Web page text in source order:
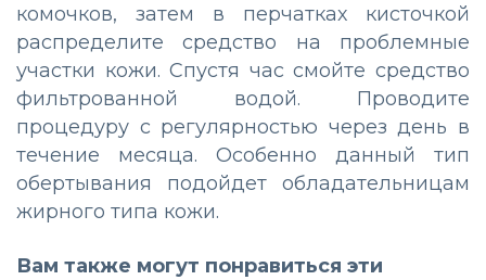
комочков, затем в перчатках кисточкой
распределите средство на проблемные
участки кожи. Спустя час смойте средство
фильтрованной водой. Проводите
процедуру с регулярностью через день в
течение месяца. Особенно данный тип
обертывания подойдет обладательницам
жирного типа кожи.
Вам также могут понравиться эти